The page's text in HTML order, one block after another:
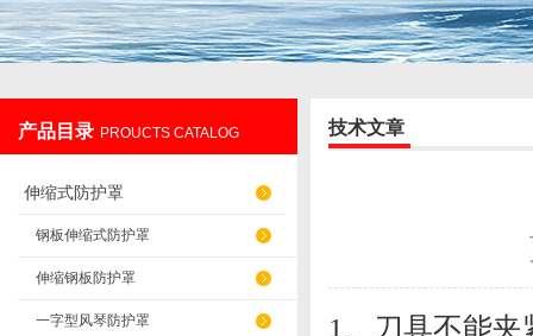
盐山华蒴机床附件制造有限公司
产品目录 PROUCTS CATALOG
伸缩式防护罩
钢板伸缩式防护罩
伸缩钢板防护罩
一字型风琴防护罩
技术文章
1、刀具不能夹